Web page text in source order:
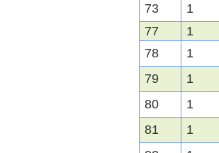
73
1
77
1
78
1
79
1
80
1
81
1